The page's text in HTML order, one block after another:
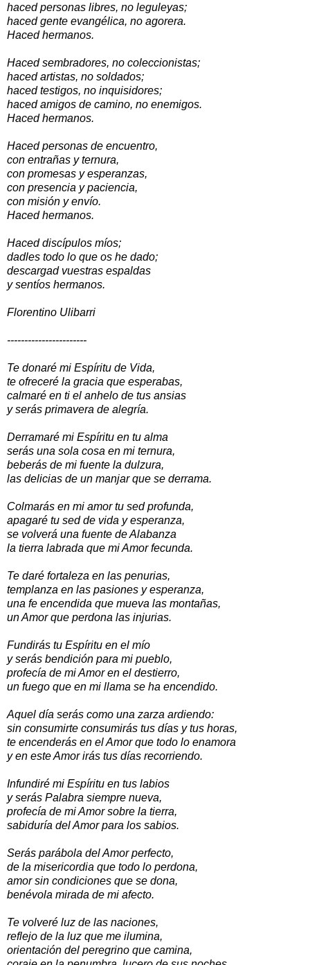
haced personas libres, no leguleyas;
haced gente evangélica, no agorera.
Haced hermanos.
Haced sembradores, no coleccionistas;
haced artistas, no soldados;
haced testigos, no inquisidores;
haced amigos de camino, no enemigos.
Haced hermanos.
Haced personas de encuentro,
con entrañas y ternura,
con promesas y esperanzas,
con presencia y paciencia,
con misión y envío.
Haced hermanos.
Haced discípulos míos;
dadles todo lo que os he dado;
descargad vuestras espaldas
y sentíos hermanos.
Florentino Ulibarri
-----------------------
Te donaré mi Espíritu de Vida,
te ofreceré la gracia que esperabas,
calmaré en ti el anhelo de tus ansias
y serás primavera de alegría.
Derramaré mi Espíritu en tu alma
serás una sola cosa en mi ternura,
beberás de mi fuente la dulzura,
las delicias de un manjar que se derrama.
Colmarás en mi amor tu sed profunda,
apagaré tu sed de vida y esperanza,
se volverá una fuente de Alabanza
la tierra labrada que mi Amor fecunda.
Te daré fortaleza en las penurias,
templanza en las pasiones y esperanza,
una fe encendida que mueva las montañas,
un Amor que perdona las injurias.
Fundirás tu Espíritu en el mío
y serás bendición para mi pueblo,
profecía de mi Amor en el destierro,
un fuego que en mi llama se ha encendido.
Aquel día serás como una zarza ardiendo:
sin consumirte consumirás tus días y tus horas,
te encenderás en el Amor que todo lo enamora
y en este Amor irás tus días recorriendo.
Infundiré mi Espíritu en tus labios
y serás Palabra siempre nueva,
profecía de mi Amor sobre la tierra,
sabiduría del Amor para los sabios.
Serás parábola del Amor perfecto,
de la misericordia que todo lo perdona,
amor sin condiciones que se dona,
benévola mirada de mi afecto.
Te volveré luz de las naciones,
reflejo de la luz que me ilumina,
orientación del peregrino que camina,